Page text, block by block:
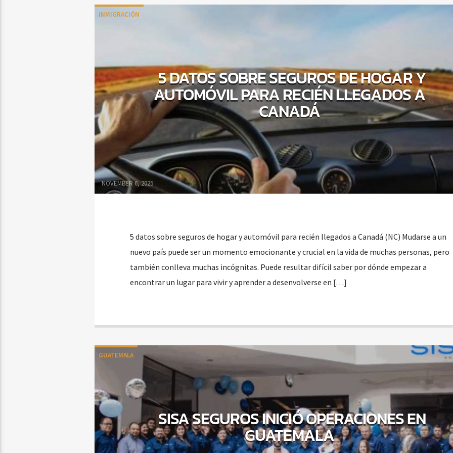
INMIGRACIÓN
5 DATOS SOBRE SEGUROS DE HOGAR Y
AUTOMÓVIL PARA RECIÉN LLEGADOS A
CANADÁ
NOVEMBER 6, 2025
5 datos sobre seguros de hogar y automóvil para recién llegados a Canadá (NC) Mudarse a un
nuevo país puede ser un momento emocionante y crucial en la vida de muchas personas, pero
también conlleva muchas incógnitas. Puede resultar difícil saber por dónde empezar a
encontrar un lugar para vivir y aprender a desenvolverse en […]
GUATEMALA
SISA SEGUROS INICIÓ OPERACIONES EN
GUATEMALA